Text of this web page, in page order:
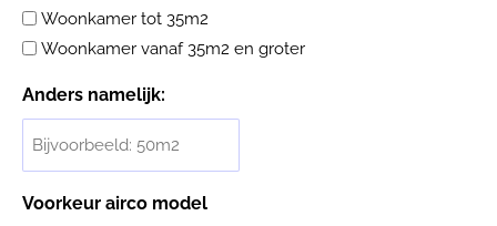
Woonkamer tot 35m2
Woonkamer vanaf 35m2 en groter
Anders namelijk:
Voorkeur airco model